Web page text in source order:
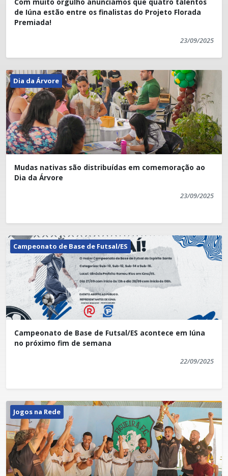
Com muito orgulho anunciamos que quatro talentos
de Iúna estão entre os finalistas do Projeto Florada
Premiada!
23/09/2025
Dia da Árvore
Mudas nativas são distribuídas em comemoração ao
Dia da Árvore
23/09/2025
Campeonato de Base de Futsal/ES
Campeonato de Base de Futsal/ES acontece em Iúna
no próximo fim de semana
22/09/2025
Jogos na Rede